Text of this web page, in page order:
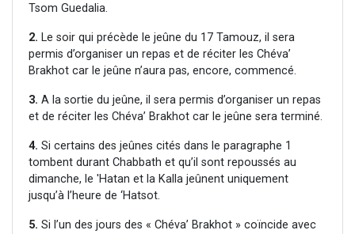
Tsom Guedalia.
2. Le soir qui précède le jeûne du 17 Tamouz, il sera
permis d’organiser un repas et de réciter les Chéva’
Brakhot car le jeûne n’aura pas, encore, commencé.
3. A la sortie du jeûne, il sera permis d’organiser un repas
et de réciter les Chéva’ Brakhot car le jeûne sera terminé.
4. Si certains des jeûnes cités dans le paragraphe 1
tombent durant Chabbath et qu’il sont repoussés au
dimanche, le 'Hatan et la Kalla jeûnent uniquement
jusqu’à l’heure de ‘Hatsot.
5. Si l’un des jours des « Chéva’ Brakhot » coïncide avec